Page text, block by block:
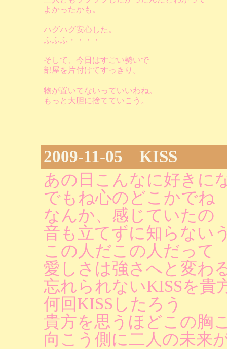
よかったかも。
ハグハグ安心した。
ふふふ・・・・
そして、今日はすごい勢いで
部屋を片付けてすっきり。
物が置いてないっていいわね。
もっと大胆に捨てていこう。
2009-11-05 KISS
あの日こんなに好きに
でもね心のどこかでね
なんか、感じていたの
音も立てずに知らない
この人だこの人だって
愛しさは強さへと変わ
忘れられないKISSを貴
何回KISSしたろう
貴方を思うほどこの胸
向こう側に二人の未来